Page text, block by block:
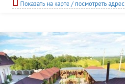
Показать на карте / посмотреть адрес